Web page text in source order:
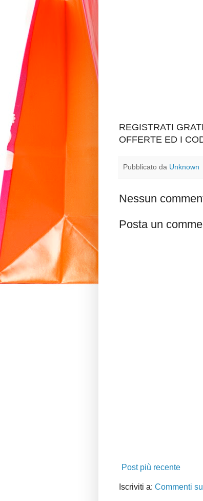
REGISTRATI
OFFERTE ED I
Pubblicato da Unknown
Nessun
Posta un
Post più recente
Iscriviti a: Commenti